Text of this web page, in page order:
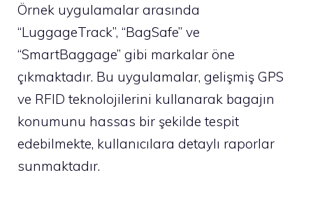
Örnek uygulamalar arasında
“LuggageTrack”, “BagSafe” ve
“SmartBaggage” gibi markalar öne
çıkmaktadır. Bu uygulamalar, gelişmiş GPS
ve RFID teknolojilerini kullanarak bagajın
konumunu hassas bir şekilde tespit
edebilmekte, kullanıcılara detaylı raporlar
sunmaktadır.